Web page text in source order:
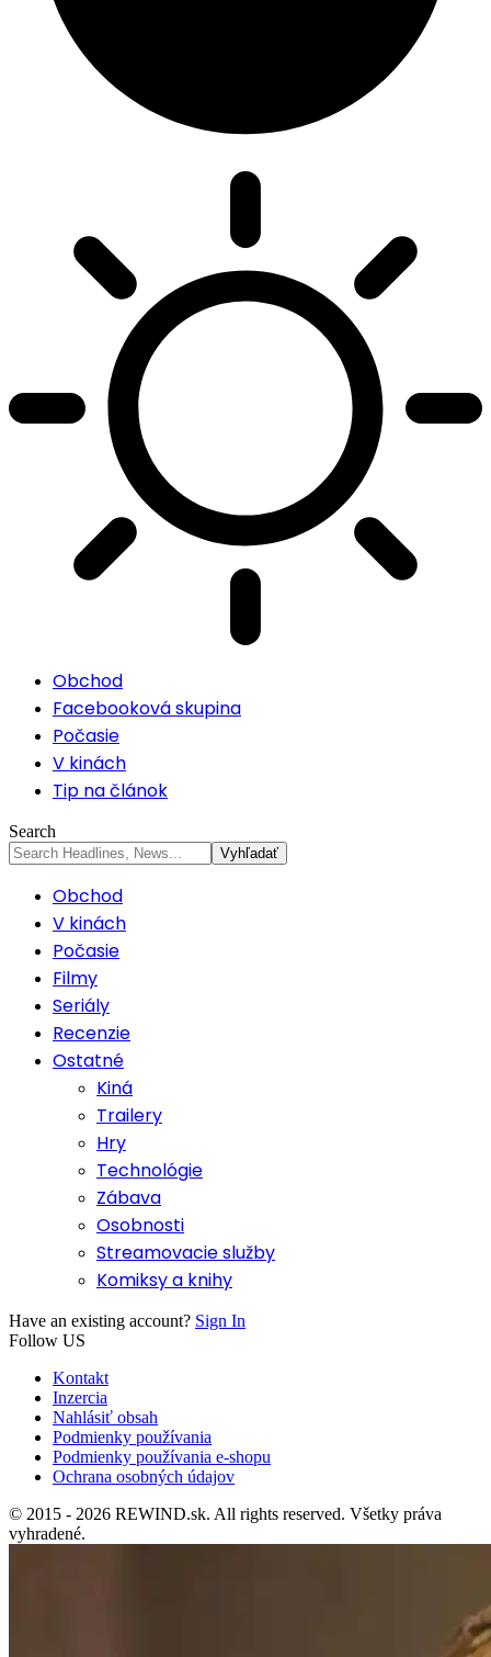
Obchod
Facebooková skupina
Počasie
V kinách
Tip na článok
Search
Obchod
V kinách
Počasie
Filmy
Seriály
Recenzie
Ostatné
Kiná
Trailery
Hry
Technológie
Zábava
Osobnosti
Streamovacie služby
Komiksy a knihy
Have an existing account? Sign In
Follow US
Kontakt
Inzercia
Nahlásiť obsah
Podmienky používania
Podmienky používania e-shopu
Ochrana osobných údajov
© 2015 - 2026 REWIND.sk. All rights reserved. Všetky práva
vyhradené.